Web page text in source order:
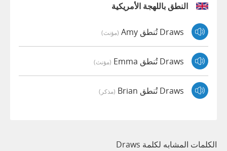
النطق باللهجة الأمريكية
Draws تُنطق Amy (مؤنث)
Draws تُنطق Emma (مؤنث)
Draws تُنطق Brian (مذكر)
الكلمات المشابه لكلمة Draws